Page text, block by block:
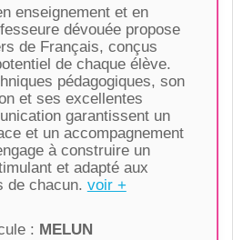
enseignement et en
dévouée propose
de Français, conçus
de chaque élève.
pédagogiques, son
et ses excellentes
garantissent un
et un accompagnement
à construire un
et adapté aux
de chacun. voir +
: MELUN